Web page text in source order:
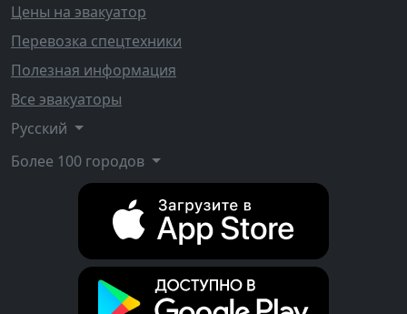
Цены на эвакуатор
Перевозка спецтехники
Полезная информация
Все эвакуаторы
Русский
Более 100 городов